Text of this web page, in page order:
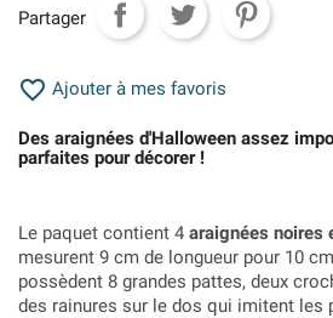
Partager
 Ajouter à mes favoris
Des araignées d'Halloween assez
parfaites pour décorer !
Le paquet contient 4 araignées noires
mesurent 9 cm de longueur pour 10
possèdent 8 grandes pattes, deux
des rainures sur le dos qui imitent les